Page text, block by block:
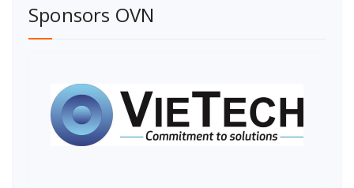
Sponsors OVN